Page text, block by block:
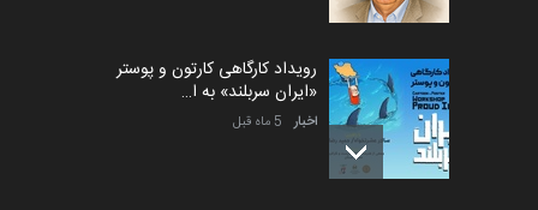
رویداد کارگاهی کارتون و پوستر
«ایران سربلند» به ا…
اخبار 5 ماه قبل